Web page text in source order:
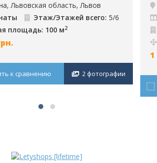
Львовская область, Львов
Этаж/Этажей всего: 5/6
площадь: 100 м2
к сравнению 2 фотографии
1